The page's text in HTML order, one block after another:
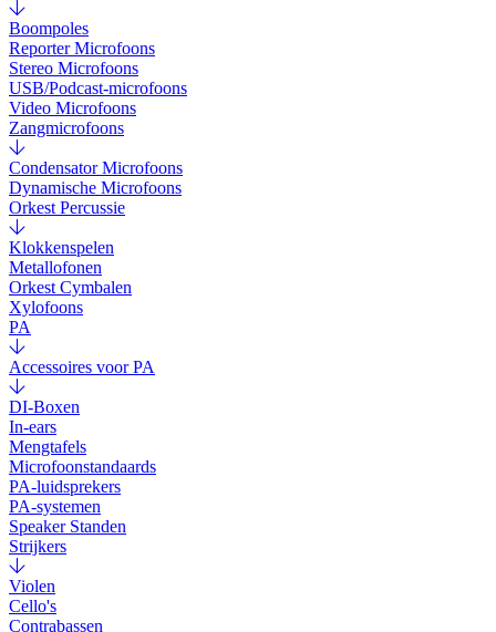
Boompoles
Reporter Microfoons
Stereo Microfoons
USB/Podcast-microfoons
Video Microfoons
Zangmicrofoons
Condensator Microfoons
Dynamische Microfoons
Orkest Percussie
Klokkenspelen
Metallofonen
Orkest Cymbalen
Xylofoons
PA
Accessoires voor PA
DI-Boxen
In-ears
Mengtafels
Microfoonstandaards
PA-luidsprekers
PA-systemen
Speaker Standen
Strijkers
Violen
Cello's
Contrabassen